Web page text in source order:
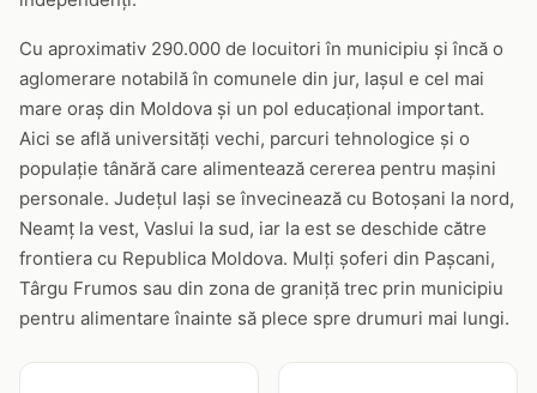
Cu aproximativ 290.000 de locuitori în municipiu și încă o
aglomerare notabilă în comunele din jur, Iașul e cel mai
mare oraș din Moldova și un pol educațional important.
Aici se află universități vechi, parcuri tehnologice și o
populație tânără care alimentează cererea pentru mașini
personale. Județul Iași se învecinează cu Botoșani la nord,
Neamț la vest, Vaslui la sud, iar la est se deschide către
frontiera cu Republica Moldova. Mulți șoferi din Pașcani,
Târgu Frumos sau din zona de graniță trec prin municipiu
pentru alimentare înainte să plece spre drumuri mai lungi.